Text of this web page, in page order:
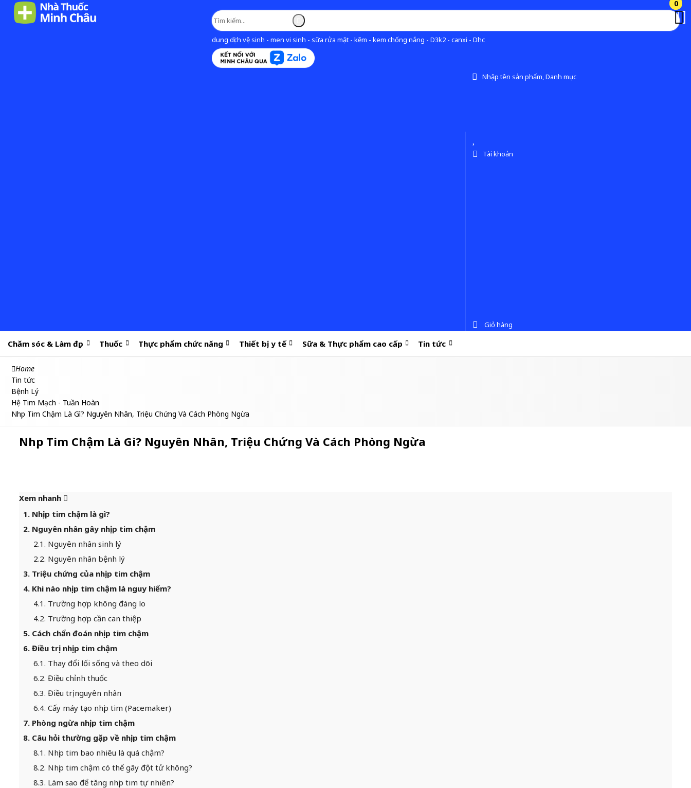
dung dịch vệ sinh - men vi sinh - sữa rửa mặt - kẽm - kem chống nắng - D3k2 - canxi - Dhc
Nhập tên sản phẩm, Danh mục
0
Tài khoản
0
Giỏ hàng
Chăm sóc & Làm đẹp Thuốc Thực phẩm chức năng Thiết bị y tế Sữa & Thực phẩm cao cấp Tin tức
Home
Tin tức
Bệnh Lý
Hệ Tim Mạch - Tuần Hoàn
Nhịp Tim Chậm Là Gì? Nguyên Nhân, Triệu Chứng Và Cách Phòng Ngừa
Nhịp Tim Chậm Là Gì? Nguyên Nhân, Triệu Chứng Và Cách Phòng Ngừa
Xem nhanh
1. Nhịp tim chậm là gì?
2. Nguyên nhân gây nhịp tim chậm
2.1. Nguyên nhân sinh lý
2.2. Nguyên nhân bệnh lý
3. Triệu chứng của nhịp tim chậm
4. Khi nào nhịp tim chậm là nguy hiểm?
4.1. Trường hợp không đáng lo
4.2. Trường hợp cần can thiệp
5. Cách chẩn đoán nhịp tim chậm
6. Điều trị nhịp tim chậm
6.1. Thay đổi lối sống và theo dõi
6.2. Điều chỉnh thuốc
6.3. Điều trị nguyên nhân
6.4. Cấy máy tạo nhịp tim (Pacemaker)
7. Phòng ngừa nhịp tim chậm
8. Câu hỏi thường gặp về nhịp tim chậm
8.1. Nhịp tim bao nhiêu là quá chậm?
8.2. Nhịp tim chậm có thể gây đột tử không?
8.3. Làm sao để tăng nhịp tim tự nhiên?